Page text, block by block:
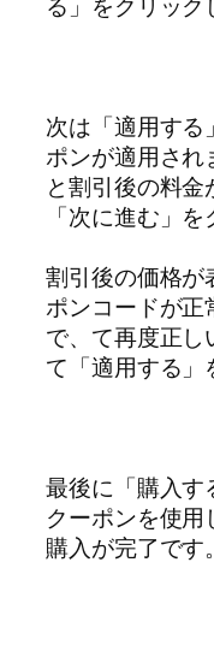
る」をクリック
次は「適用す
ポンが適用さ
と割引後の料
「次に進む」
割引後の価格が
ポンコードが
で、て再度正し
て「適用する」
最後に「購入す
クーポンを使用
購入が完了です。